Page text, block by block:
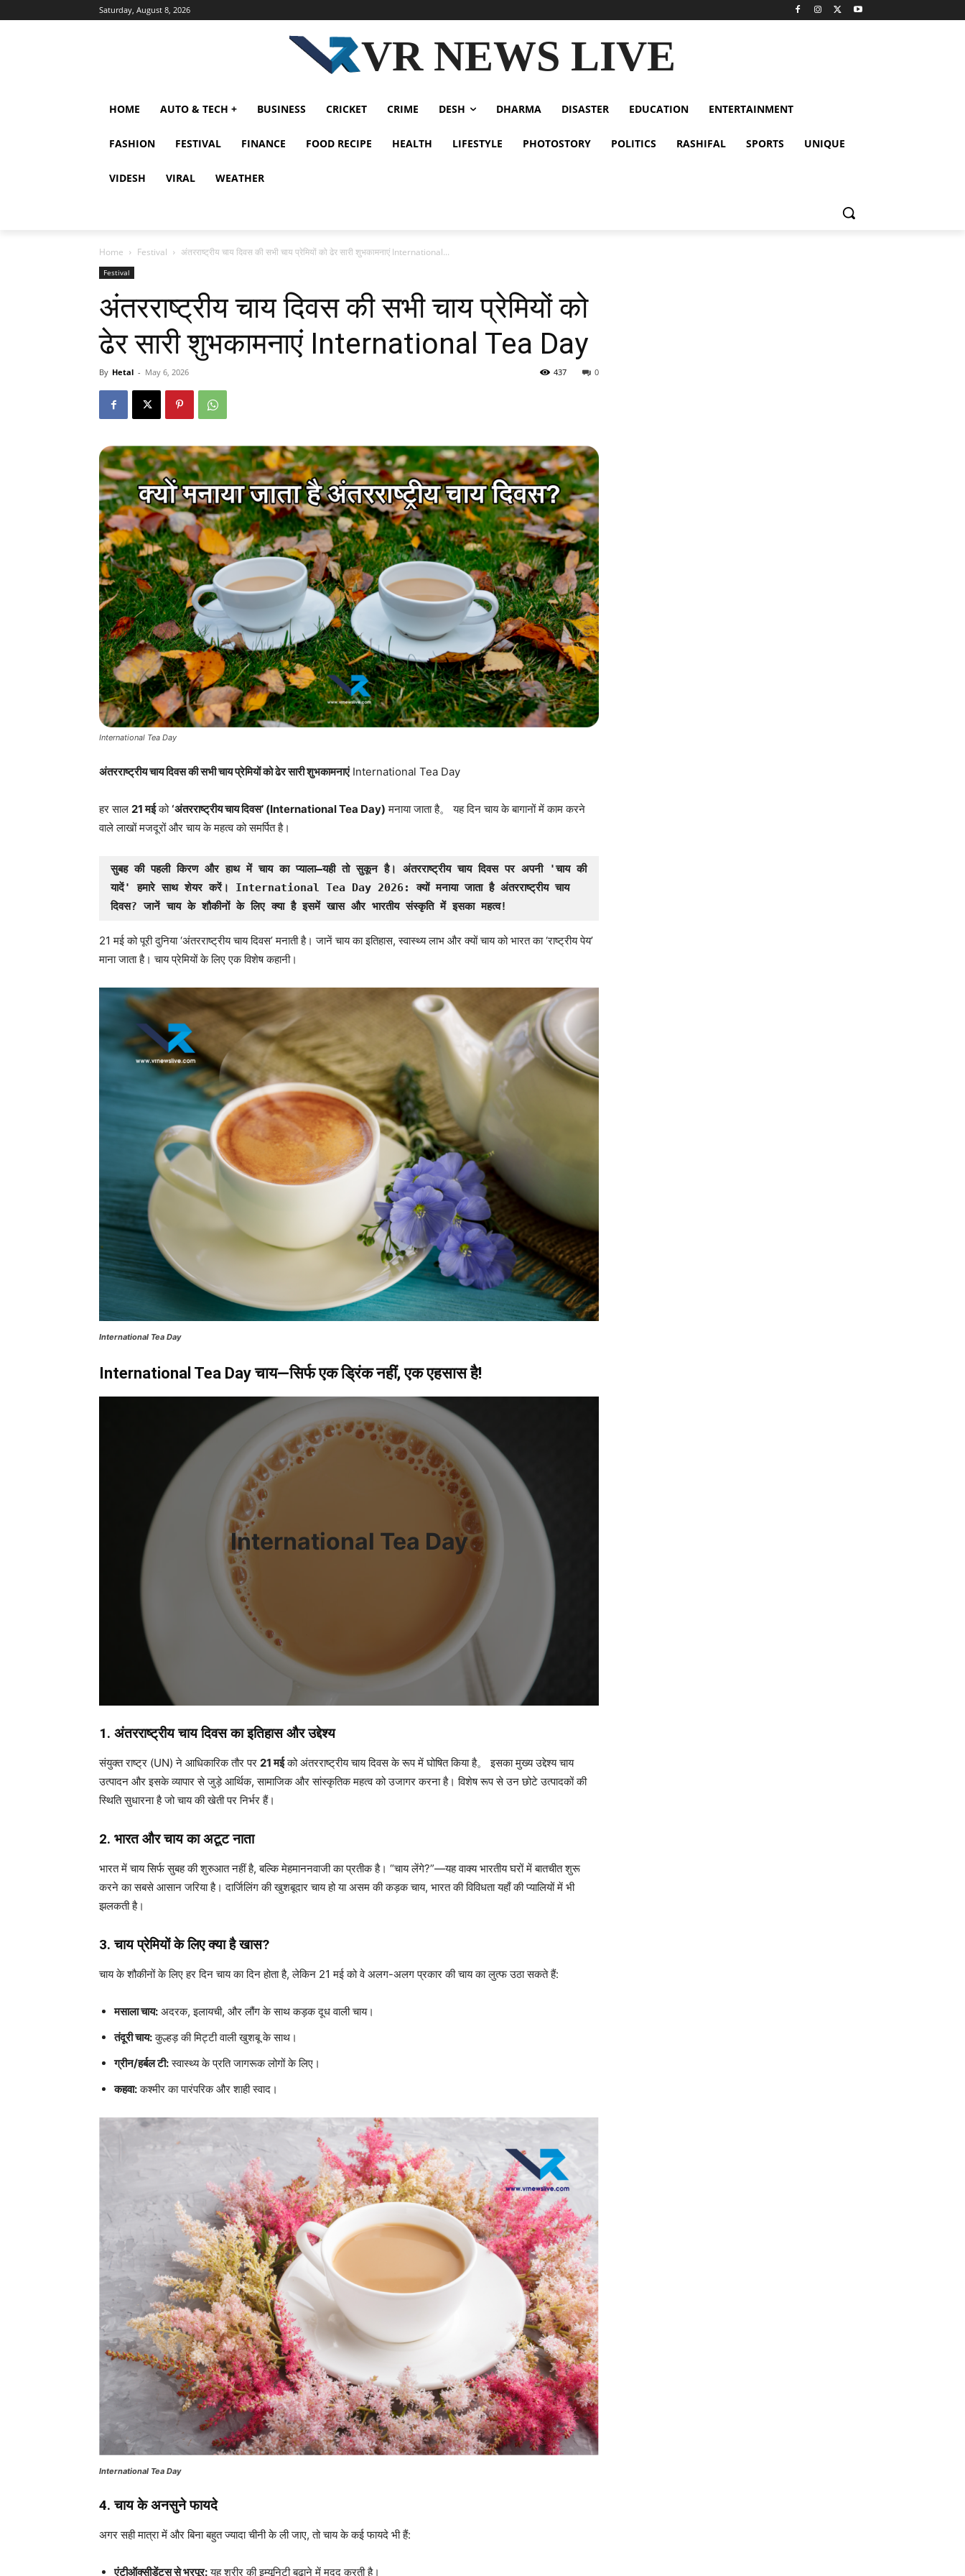
Saturday, August 8, 2026
VR NEWS LIVE
HOME AUTO & TECH + BUSINESS CRICKET CRIME DESH DHARMA DISASTER EDUCATION ENTERTAINMENT
FASHION FESTIVAL FINANCE FOOD RECIPE HEALTH LIFESTYLE PHOTOSTORY POLITICS RASHIFAL SPORTS UNIQUE
VIDESH VIRAL WEATHER
Home Festival अंतरराष्ट्रीय चाय दिवस की सभी चाय प्रेमियों को ढेर सारी शुभकामनाएं International...
Festival
अंतरराष्ट्रीय चाय दिवस की सभी चाय प्रेमियों को
ढेर सारी शुभकामनाएं International Tea Day
By Hetal - May 6, 2026 0
437
International Tea Day
अंतरराष्ट्रीय चाय दिवस की सभी चाय प्रेमियों को ढेर सारी शुभकामनाएंInternational Tea Day
हर साल 21 मईको‘अंतरराष्ट्रीय चाय दिवस’ (International Tea Day) मनाया जाता है。 यह दिन चाय के बागानों में काम करने
वाले लाखों मजदूरों और चाय के महत्व को समर्पित है।
सुबह की पहली किरण और हाथ में चाय का प्याला—यही तो सुकून है। अंतरराष्ट्रीय चाय दिवस पर अपनी 'चाय की
यादें' हमारे साथ शेयर करें।
International Tea Day 2026: क्यों मनाया जाता है अंतरराष्ट्रीय चाय
दिवस? जानें चाय के शौकीनों के लिए क्या है इसमें खास और भारतीय संस्कृति में इसका महत्व!
21 मई को पूरी दुनिया ‘अंतरराष्ट्रीय चाय दिवस’ मनाती है। जानें चाय का इतिहास, स्वास्थ्य लाभ और क्यों चाय को भारत का ‘राष्ट्रीय पेय’
माना जाता है। चाय प्रेमियों के लिए एक विशेष कहानी।
International Tea Day
International Tea Day चाय—सिर्फ एक ड्रिंक नहीं, एक एहसास है!
International Tea Day
1. अंतरराष्ट्रीय चाय दिवस का इतिहास और उद्देश्य
संयुक्त राष्ट्र (UN) ने आधिकारिक तौर पर 21 मईको अंतरराष्ट्रीय चाय दिवस के रूप में घोषित किया है。 इसका मुख्य उद्देश्य चाय
उत्पादन और इसके व्यापार से जुड़े आर्थिक, सामाजिक और सांस्कृतिक महत्व को उजागर करना है। विशेष रूप से उन छोटे उत्पादकों की
स्थिति सुधारना है जो चाय की खेती पर निर्भर हैं।
2. भारत और चाय का अटूट नाता
भारत में चाय सिर्फ सुबह की शुरुआत नहीं है, बल्कि मेहमाननवाजी का प्रतीक है। “चाय लेंगे?”—यह वाक्य भारतीय घरों में बातचीत शुरू
करने का सबसे आसान जरिया है। दार्जिलिंग की खुशबूदार चाय हो या असम की कड़क चाय, भारत की विविधता यहाँ की प्यालियों में भी
झलकती है।
3. चाय प्रेमियों के लिए क्या है खास?
चाय के शौकीनों के लिए हर दिन चाय का दिन होता है, लेकिन 21 मई को वे अलग-अलग प्रकार की चाय का लुत्फ उठा सकते हैं:
मसाला चाय: अदरक, इलायची, और लौंग के साथ कड़क दूध वाली चाय।
तंदूरी चाय:कुल्हड़ की मिट्टी वाली खुशबू के साथ।
ग्रीन/हर्बल टी:स्वास्थ्य के प्रति जागरूक लोगों के लिए।
कहवा:कश्मीर का पारंपरिक और शाही स्वाद।
International Tea Day
4. चाय के अनसुने फायदे
अगर सही मात्रा में और बिना बहुत ज्यादा चीनी के ली जाए, तो चाय के कई फायदे भी हैं:
एंटीऑक्सीडेंट्स से भरपूर:यह शरीर की इम्यूनिटी बढ़ाने में मदद करती है।